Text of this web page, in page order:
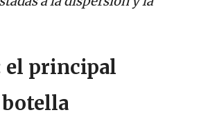
el principal